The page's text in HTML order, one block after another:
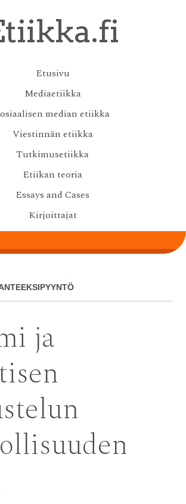
Etusivu
Mediaetiikka
median etiikka
Viestinnän etiikka
Tutkimusetiikka
Etiikan teoria
Essays and Cases
Kirjoittajat
ja